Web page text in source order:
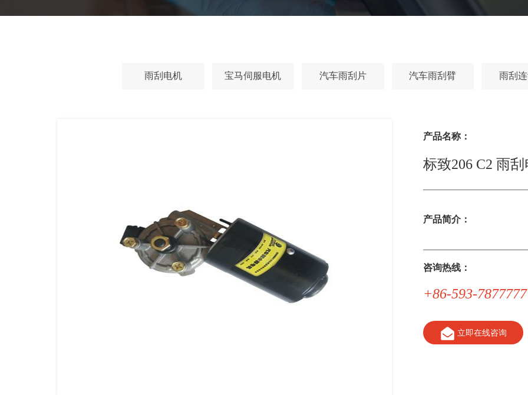
雨刮电机 宝马伺服电机 汽车雨刮片 汽车雨刮臂 雨刮
产品名称：
标致206 C2 雨
产品简介：
咨询热线：
+86-593-
立即在线咨询